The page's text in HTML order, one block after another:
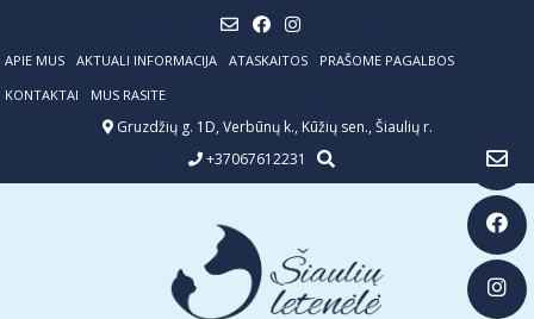
content
APIE MUS AKTUALI INFORMACIJA ATASKAITOS
PRAŠOME PAGALBOS
KONTAKTAI
MUS RASITE
Gruzdžių g. 1D, Verbūnų k., Kūžių sen., Šiaulių r.
+37067612231